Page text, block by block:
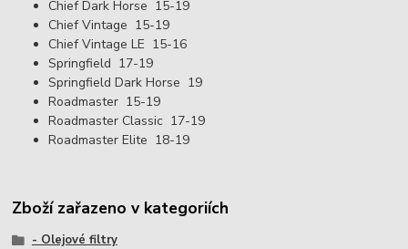
Chief Dark Horse 15-19
Chief Vintage 15-19
Chief Vintage LE 15-16
Springfield 17-19
Springfield Dark Horse 19
Roadmaster 15-19
Roadmaster Classic 17-19
Roadmaster Elite 18-19
Zboží zařazeno v kategoriích
- Olejové filtry